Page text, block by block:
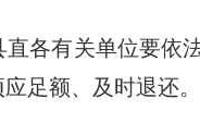
有关单位要依法
足额、及时退还。